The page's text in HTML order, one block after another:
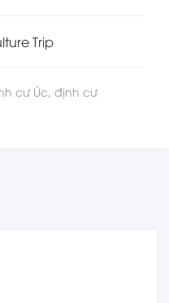
Trip
cư Úc, định cư